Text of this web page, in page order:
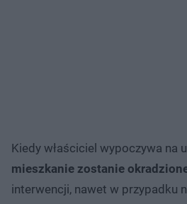
Kiedy właściciel wypoczywa na
mieszkanie zostanie
interwencji, nawet w przypadku